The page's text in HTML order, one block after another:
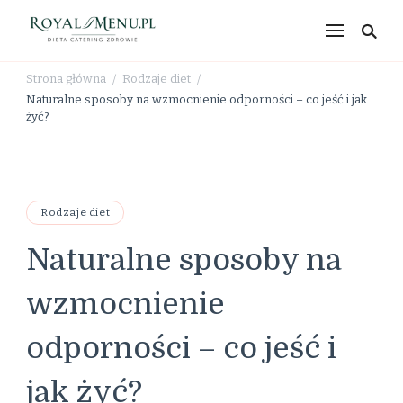
RoyalMenu.pl – dieta,
odżywianie
Strona główna / Rodzaje diet /
Naturalne sposoby na wzmocnienie odporności – co jeść i jak
żyć?
Rodzaje diet
Naturalne sposoby na
wzmocnienie
odporności – co jeść i
jak żyć?